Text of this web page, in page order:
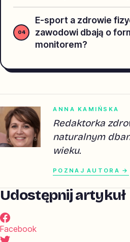
E-sport a zdrowie
zawodowi dbają o
monitorem?
ANNA KAMIŃSKA
Redaktorka
naturalnym
wieku.
POZNAJ AUTORA →
Udostępnij artykuł
Facebook